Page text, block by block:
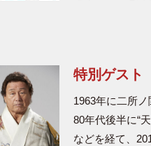
特別ゲスト
1963年に二所
80年代後半に“
などを経て、